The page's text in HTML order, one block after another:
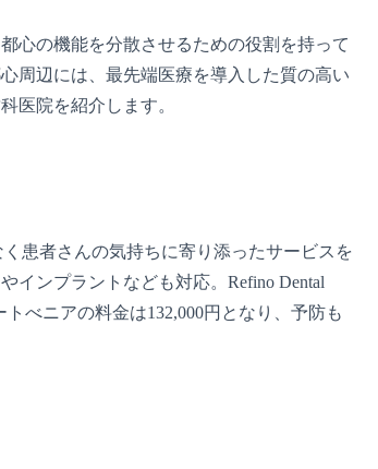
心の機能を分散させるための役割を持って
周辺には、最先端医療を導入した質の高い
医院を紹介します。
患者さんの気持ちに寄り添ったサービスを
インプラントなども対応。Refino Dental
べニアの料金は132,000円となり、予防も